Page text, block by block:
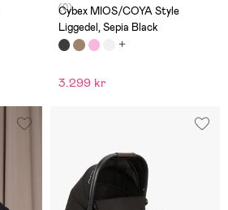
(0)
Cybex MIOS/COYA Style
Liggedel, Sepia Black
3.299 kr